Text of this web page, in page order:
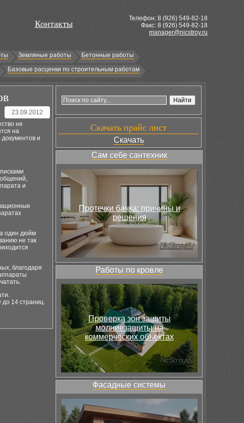
Контакты
Телефон: 8 (926) 549-82-18
Факс: 8 (926) 549-82-18
manager@nicstroy.ru
Земляные работы
Бетонные работы
Базовые расценки по строительным работам
23.09.2012
не
на
и
и
один дюйм
не так
благодаря
до 14 страниц.
Скачать прайс лист
Скачать
Сам себе сантехник
Протечки бачка: причины и
решения
Работы по кровле
Проверка зон защиты
молниезащиты на
коммерческих объектах
Фасадные системы